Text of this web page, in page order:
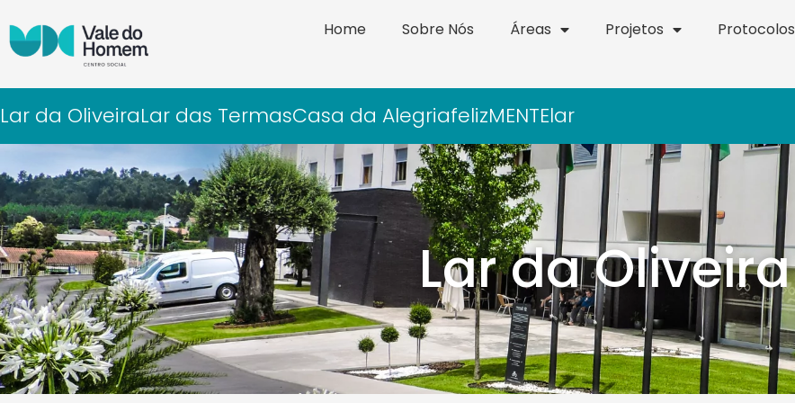
Home Sobre Nós Áreas Projetos Protocolos
Lar da OliveiraLar das TermasCasa da AlegriafelizMENTElar
Lar da Oliveira